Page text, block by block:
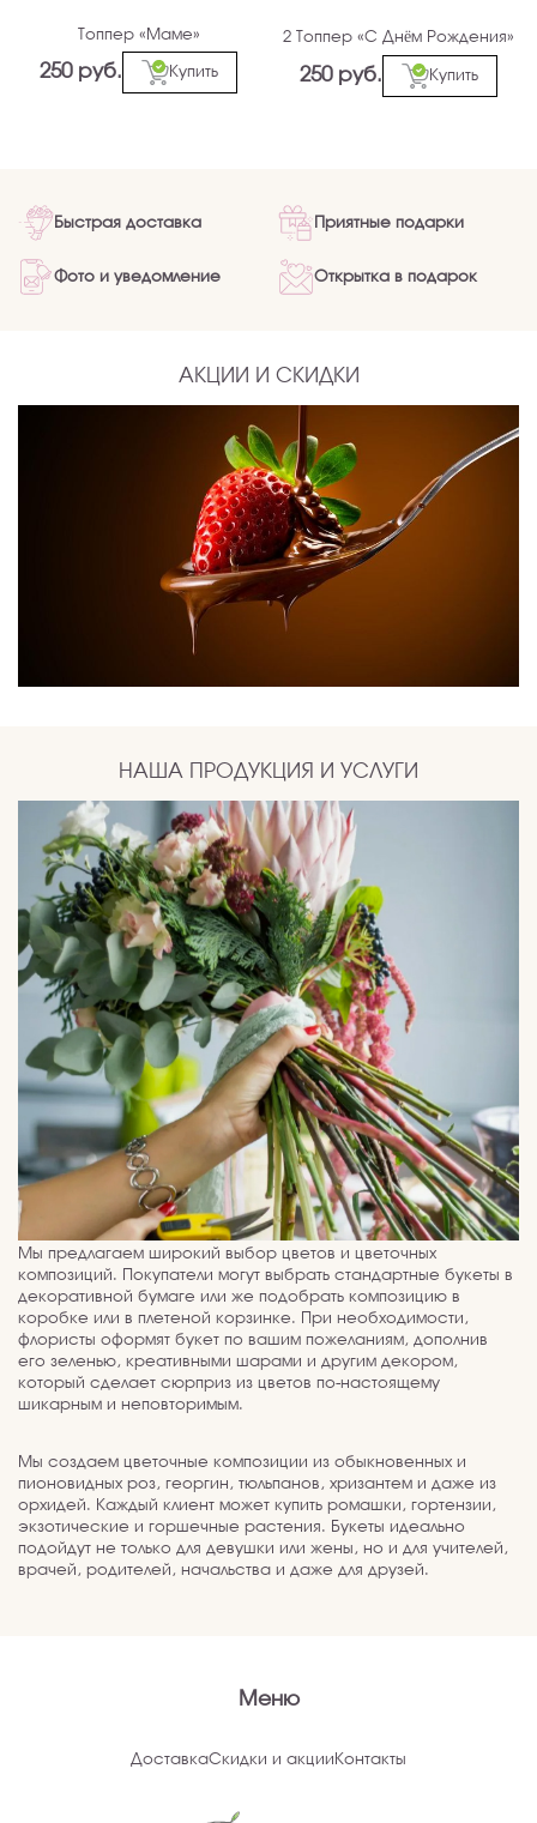
Топпер «Маме»
250 руб. Купить
2 Топпер «С Днём Рождения»
250 руб. Купить
Быстрая доставка Приятные подарки
Фото и уведомление Открытка в подарок
АКЦИИ И СКИДКИ
НАША ПРОДУКЦИЯ И УСЛУГИ
Мы предлагаем широкий выбор цветов и цветочных
композиций. Покупатели могут выбрать стандартные букеты в
декоративной бумаге или же подобрать композицию в
коробке или в плетеной корзинке. При необходимости,
флористы оформят букет по вашим пожеланиям, дополнив
его зеленью, креативными шарами и другим декором,
который сделает сюрприз из цветов по-настоящему
шикарным и неповторимым.
Мы создаем цветочные композиции из обыкновенных и
пионовидных роз, георгин, тюльпанов, хризантем и даже из
орхидей. Каждый клиент может купить ромашки, гортензии,
экзотические и горшечные растения. Букеты идеально
подойдут не только для девушки или жены, но и для учителей,
врачей, родителей, начальства и даже для друзей.
Меню
ДоставкаСкидки и акции Контакты